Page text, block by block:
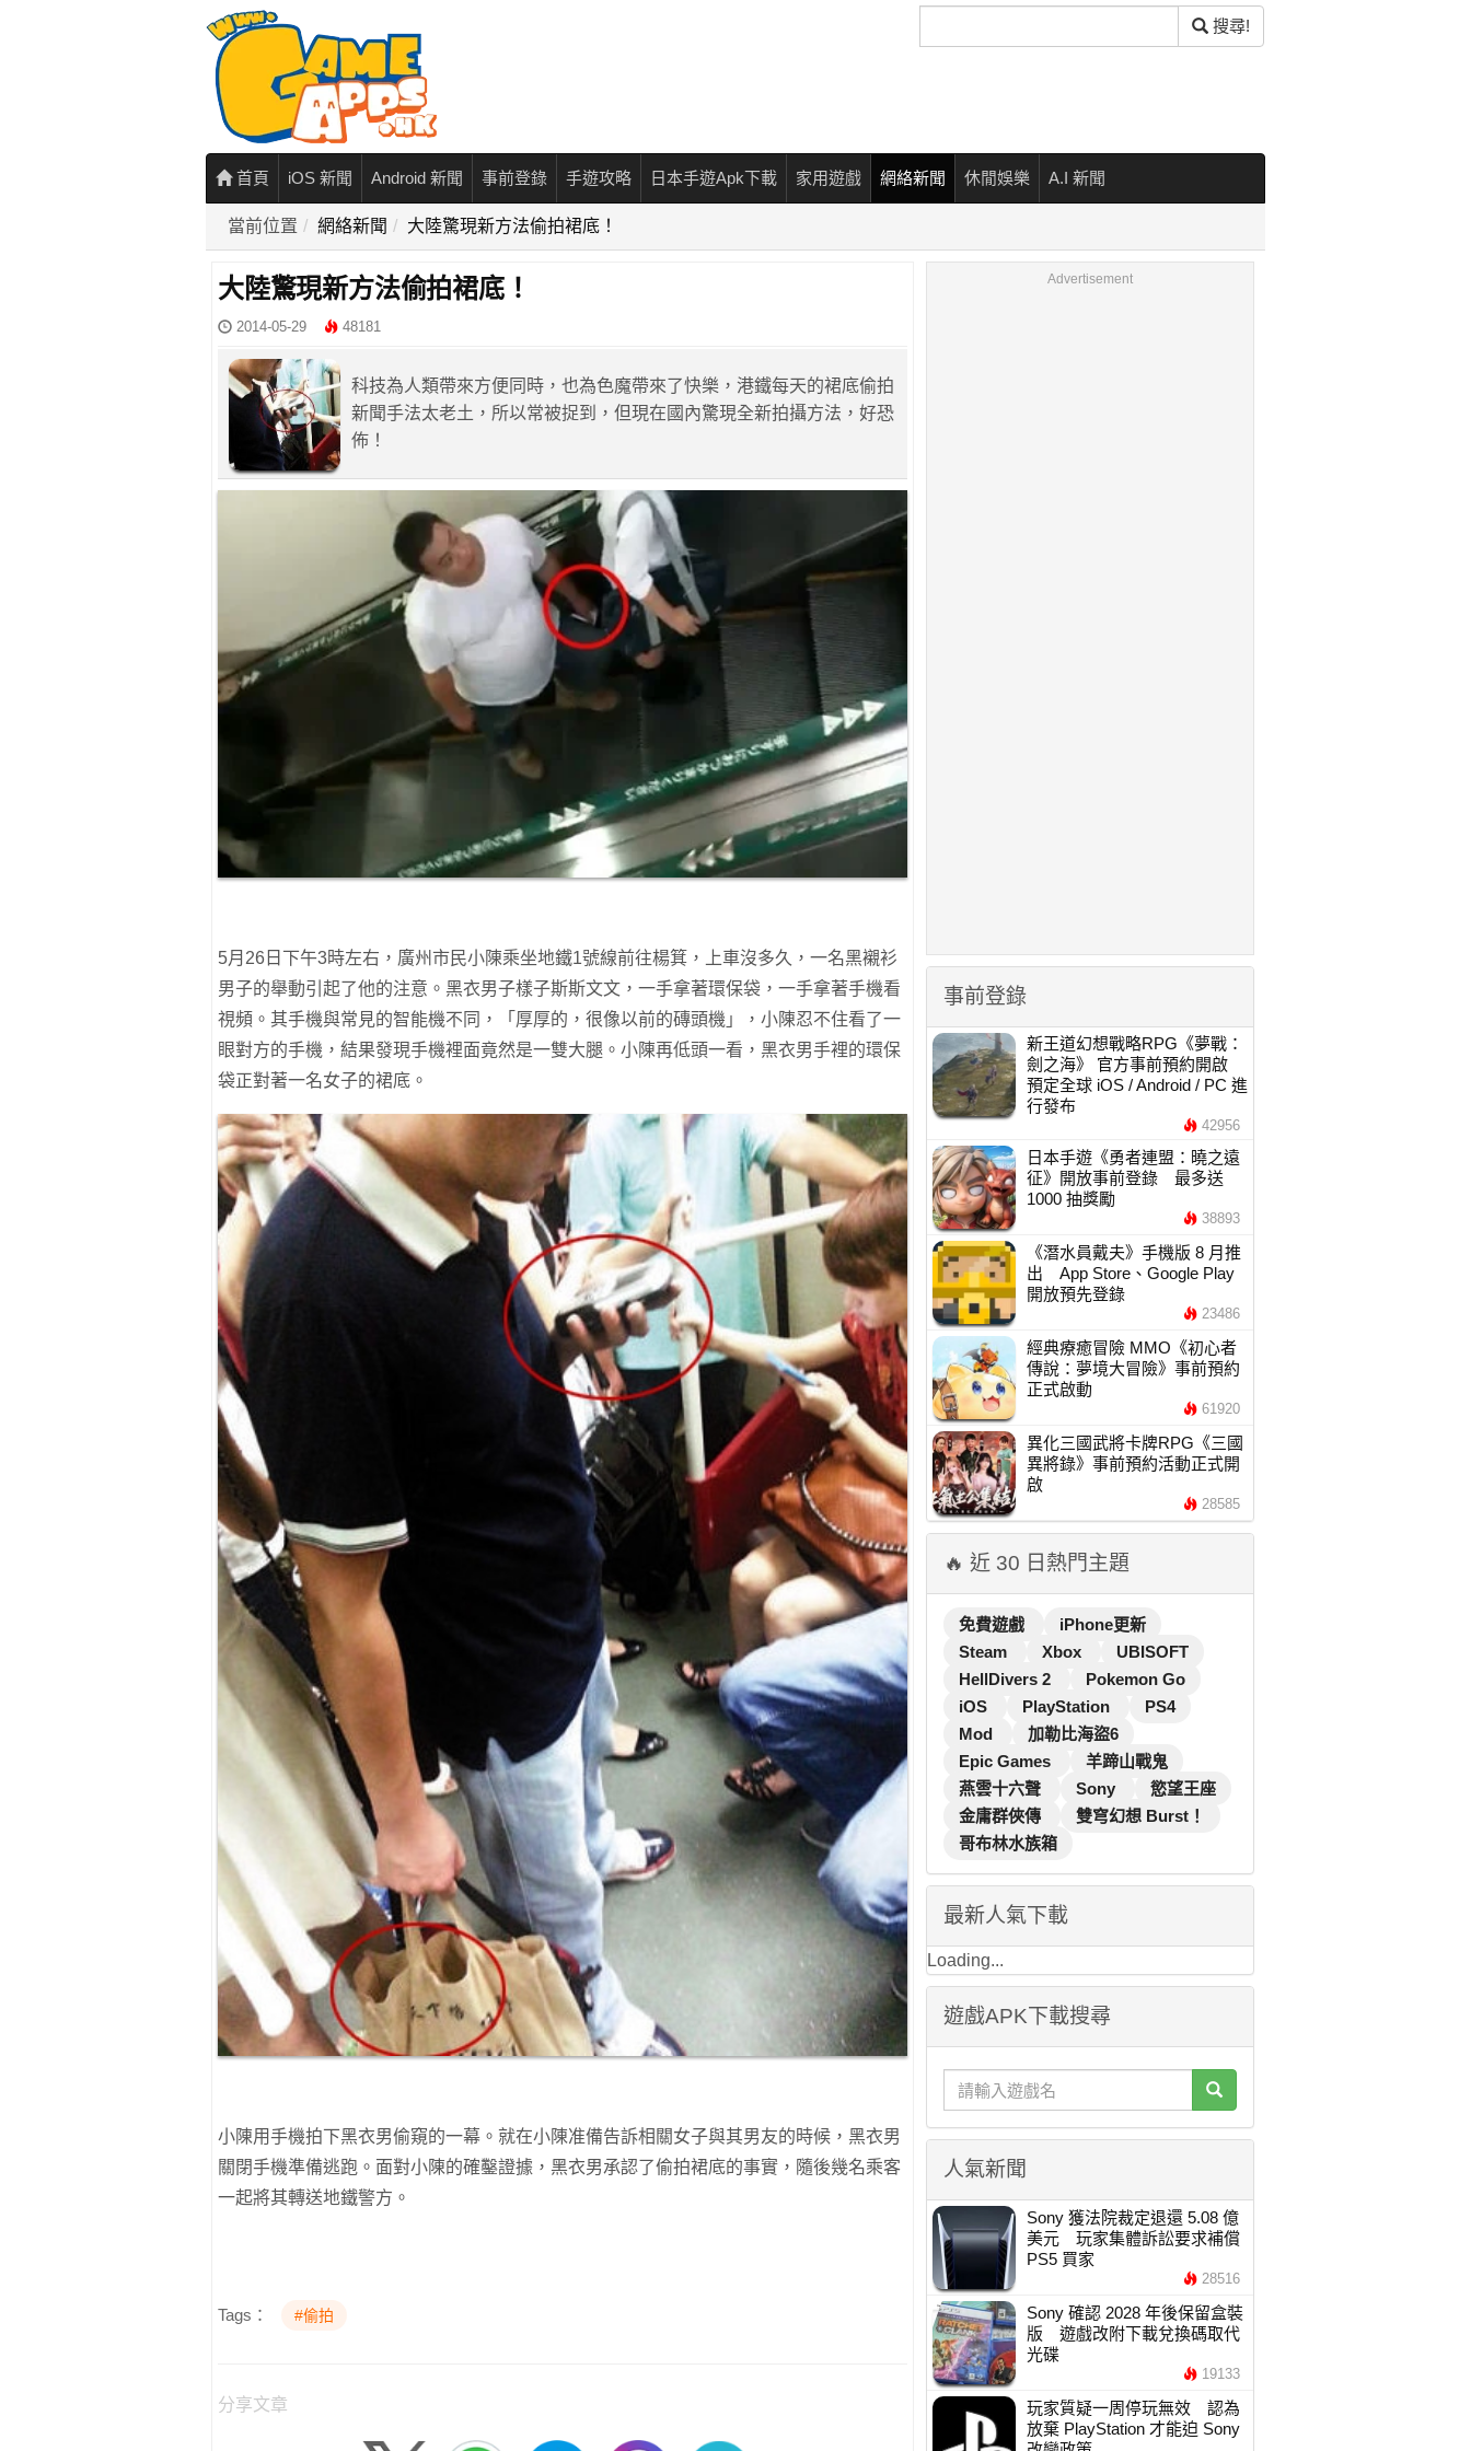
尋
搜尋!
首頁 iOS 新聞 Android 新聞 事前登錄 手遊攻略 日本手遊Apk下載 家用遊戲 網絡新聞 休閒娛樂 A.I 新聞
當前位置 網絡新聞 大陸驚現新方法偷拍裙底！
大陸驚現新方法偷拍裙底！
2014-05-29 48181
科技為人類帶來方便同時，也為色魔帶來了快樂，港鐵每天的裙底偷拍
新聞手法太老土，所以常被捉到，但現在國內驚現全新拍攝方法，好恐
佈！
5月26日下午3時左右，廣州市民小陳乘坐地鐵1號線前往楊箕，上車沒多久，一名黑襯衫
男子的舉動引起了他的注意。黑衣男子樣子斯斯文文，一​​手拿著環保袋，一手拿著手機看
視頻。其手機與常見的智能機不同，「厚厚的，很像以前的磚頭機」，小陳忍不住看了一
眼對方的手機，結果發現手機裡面竟然是一雙大腿。小陳再低頭一看，黑衣男手裡的環保
袋正對著一名女子的裙底。
小陳用手機拍下黑衣男偷窺的一幕。就在小陳准備告訴相關女子與其男友的時候，黑衣男
關閉手機準備逃跑。面對小陳的確鑿證據，黑衣男承認了偷拍裙底的事實，隨後幾名乘客
一起將其轉送地鐵警方。
Tags： #偷拍
分享文章
Advertisement
事前登錄
新王道幻想戰略RPG《夢戰：
劍之海》 官方事前預約開啟
預定全球 iOS / Android / PC 進
行發布
42956
日本手遊《勇者連盟：曉之遠
征》開放事前登錄 最多送
1000 抽獎勵
38893
《潛水員戴夫》手機版 8 月推
出 App Store、Google Play
開放預先登錄
23486
經典療癒冒險 MMO《初心者
傳說：夢境大冒險》事前預約
正式啟動
61920
異化三國武將卡牌RPG《三國
異將錄》事前預約活動正式開
啟
28585
🔥 近 30 日熱門主題
免費遊戲
iPhone更新
Steam
Xbox
UBISOFT
HellDivers 2
Pokemon Go
iOS
PlayStation
PS4
Mod
加勒比海盜6
Epic Games
羊蹄山戰鬼
燕雲十六聲
Sony
慾望王座
金庸群俠傳
雙穹幻想 Burst！
哥布林水族箱
最新人氣下載
Loading...
遊戲APK下載搜尋
人氣新聞
Sony 獲法院裁定退還 5.08 億
美元 玩家集體訴訟要求補償
PS5 買家
28516
Sony 確認 2028 年後保留盒裝
版 遊戲改附下載兌換碼取代
光碟
19133
玩家質疑一周停玩無效 認為
放棄 PlayStation 才能迫 Sony